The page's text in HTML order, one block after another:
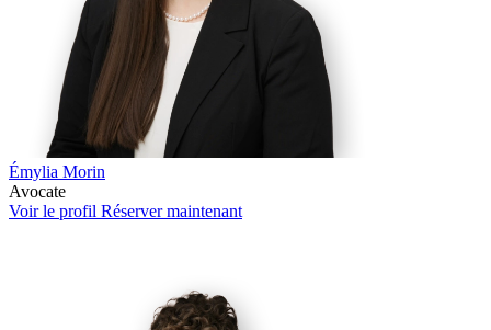
Émylia Morin
Avocate
Voir le profil Réserver maintenant